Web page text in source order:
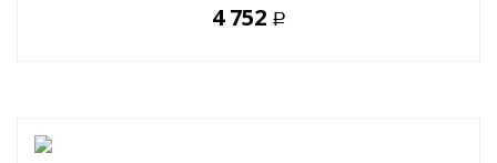
4 752 Р